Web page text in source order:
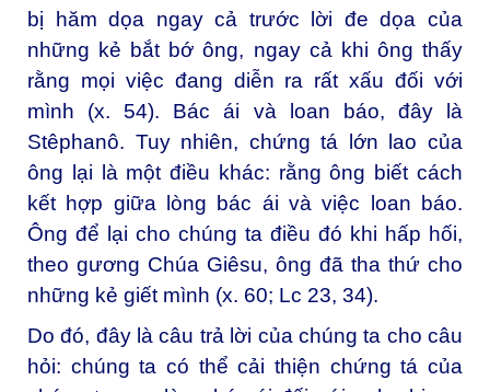
bị hăm dọa ngay cả trước lời đe dọa của
những kẻ bắt bớ ông, ngay cả khi ông thấy
rằng mọi việc đang diễn ra rất xấu đối với
mình (x. 54). Bác ái và loan báo, đây là
Stêphanô. Tuy nhiên, chứng tá lớn lao của
ông lại là một điều khác: rằng ông biết cách
kết hợp giữa lòng bác ái và việc loan báo.
Ông để lại cho chúng ta điều đó khi hấp hối,
theo gương Chúa Giêsu, ông đã tha thứ cho
những kẻ giết mình (x. 60; Lc 23, 34).
Do đó, đây là câu trả lời của chúng ta cho câu
hỏi: chúng ta có thể cải thiện chứng tá của